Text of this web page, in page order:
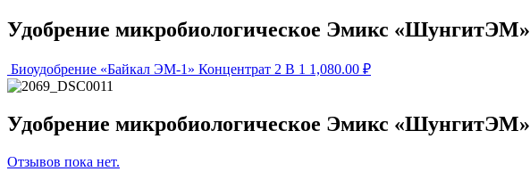
Удобрение микробиологическое Эмикс «ШунгитЭМ»
Биоудобрение «Байкал ЭМ-1» Концентрат 2 В 1 1,080.00 ₽
Удобрение микробиологическое Эмикс «ШунгитЭМ»
Отзывов пока нет.